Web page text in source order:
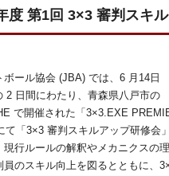
度 第1回 3×3 審判スキ
ール協会 (JBA) では、6 月14日
2 日間にわたり、青森県八戸市の
で開催された「3×3.EXE
て「3×3 審判スキルアップ研修会」
現行ルールの解釈やメカニクスの
員のスキル向上を図るとともに、